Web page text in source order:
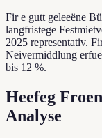
Fir e gutt geleeëne
langfristege
2025 representativ.
Neivermiddlung
bis 12 %.
Heefeg
Analyse